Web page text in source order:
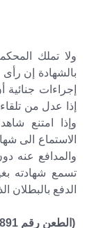
ولا تملك
إجراءات جنائية
إذا عدل من
وإذا امتنع
الاستماع الى
والمدافع عنه
تسمع شهادته
الدفع